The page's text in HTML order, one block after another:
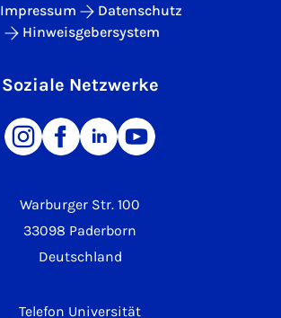
Warburger Str. 100
33098 Paderborn
Deutschland
Telefon Universität
Impressum
Datenschutz
Hinweisgebersystem
Soziale Netzwerke